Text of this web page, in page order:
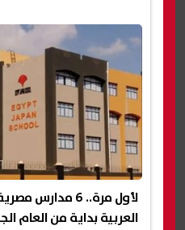
لأول مرة.. 6
العربية بداية من العام